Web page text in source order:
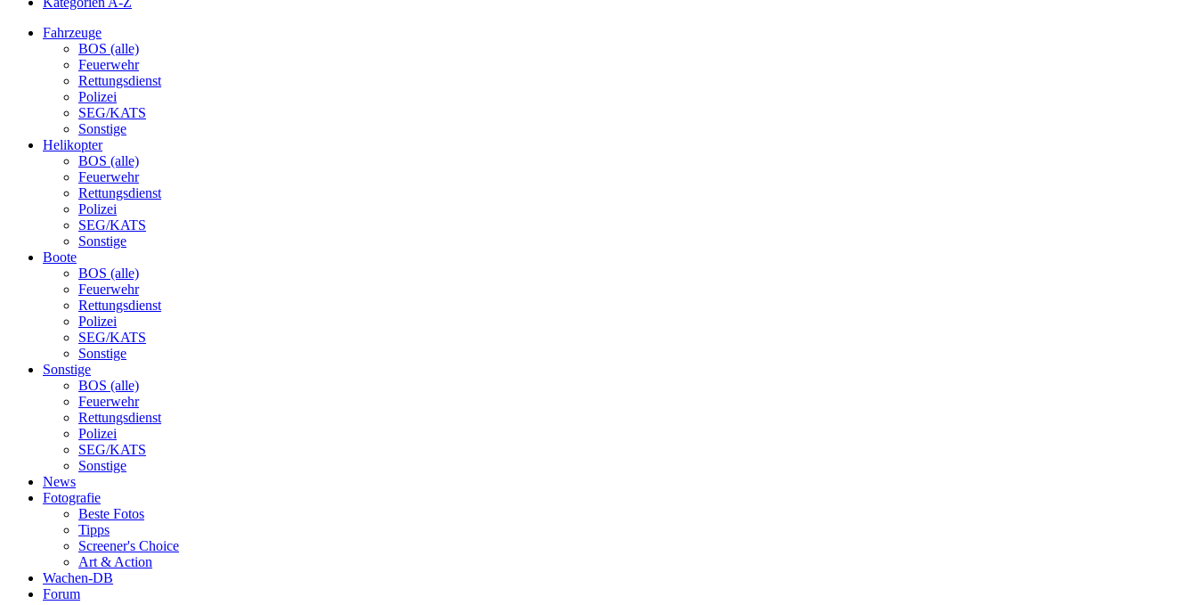
Fahrzeuge
BOS (alle)
Feuerwehr
Rettungsdienst
Polizei
SEG/KATS
Sonstige
Helikopter
BOS (alle)
Feuerwehr
Rettungsdienst
Polizei
SEG/KATS
Sonstige
Boote
BOS (alle)
Feuerwehr
Rettungsdienst
Polizei
SEG/KATS
Sonstige
Sonstige
BOS (alle)
Feuerwehr
Rettungsdienst
Polizei
SEG/KATS
Sonstige
News
Fotografie
Beste Fotos
Tipps
Screener's Choice
Art & Action
Wachen-DB
Forum